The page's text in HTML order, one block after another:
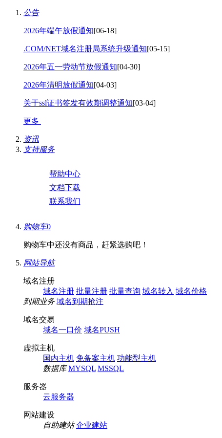
公告
2026年端午放假通知[06-18]
.COM/NET域名注册局系统升级通知[05-15]
2026年五一劳动节放假通知[04-30]
2026年清明放假通知[04-03]
关于ssl证书签发有效期调整通知[03-04]
更多
资讯
支持服务
帮助中心
文档下载
联系我们
购物车0
购物车中还没有商品，赶紧选购吧！
网站导航
域名注册
域名注册 批量注册 批量查询 域名转入 域名价格
到期业务 域名到期抢注
域名交易
域名一口价 域名PUSH
虚拟主机
国内主机 免备案主机 功能型主机
数据库 MYSQL MSSQL
服务器
云服务器
网站建设
自助建站 企业建站